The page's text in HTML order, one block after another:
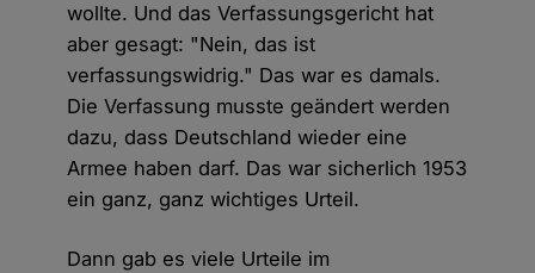
wollte. Und das Verfassungsgericht hat
aber gesagt: "Nein, das ist
verfassungswidrig." Das war es damals.
Die Verfassung musste geändert werden
dazu, dass Deutschland wieder eine
Armee haben darf. Das war sicherlich 1953
ein ganz, ganz wichtiges Urteil.
Dann gab es viele Urteile im